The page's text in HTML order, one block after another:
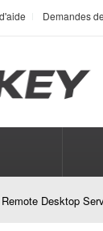
Demandes
Desktop